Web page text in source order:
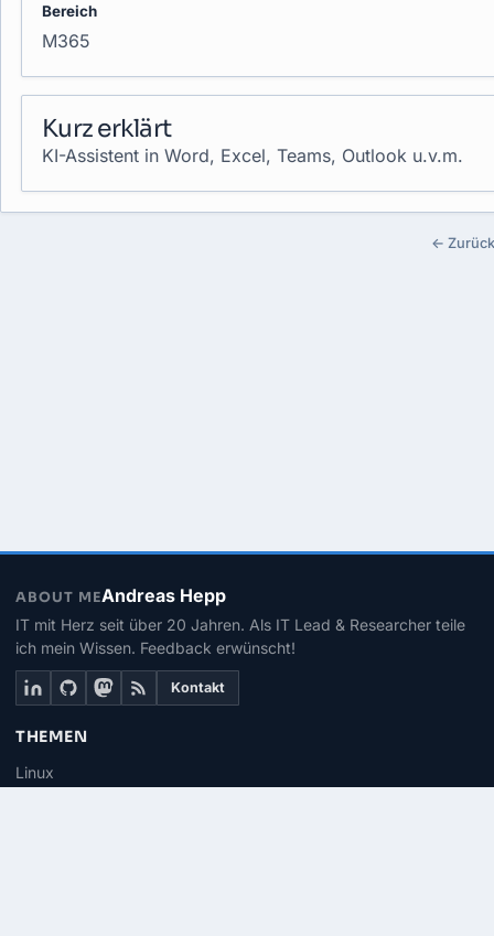
Bereich
M365
Kurz erklärt
KI-Assistent in Word, Excel, Teams, Outlook u.v.m.
←
ABOUT MEAndreas Hepp
IT mit Herz seit über 20 Jahren. Als IT Lead & Researcher teile
ich mein Wissen. Feedback erwünscht!
Kontakt
THEMEN
Linux